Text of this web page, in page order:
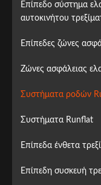
Επίπεδο σύστημα
αυτοκινήτου
Επίπεδες ζώνες
Ζώνες ασφάλειας
Συστήματα ροδών
Συστήματα Runflat
Επίπεδα ένθετα
Επίπεδη συσκευή